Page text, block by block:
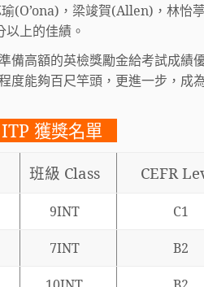
(O’ona)，梁竣賀(Allen)，林怡
以上的佳績。
備高額的英檢獎勵金給考試成績
度能夠百尺竿頭，更進一步，成
獲獎名單
班級 Class CEFR
9INT C1
7INT B2